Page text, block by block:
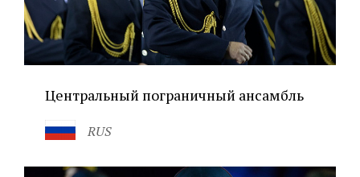
Центральный пограничный ансамбль
RUS